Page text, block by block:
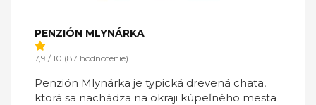
PENZIÓN MLYNÁRKA
7,9 / 10 (87 hodnotenie)
Penzión Mlynárka je typická drevená chata,
ktorá sa nachádza na okraji kúpeľného mesta